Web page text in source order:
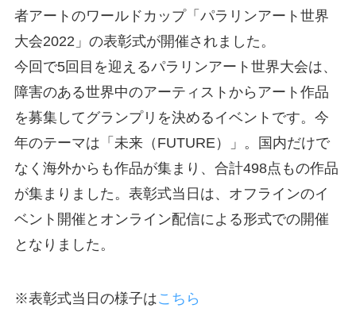
者アートのワールドカップ「パラリンアート世界
大会2022」の表彰式が開催されました。
今回で5回目を迎えるパラリンアート世界大会は、
障害のある世界中のアーティストからアート作品
を募集してグランプリを決めるイベントです。今
年のテーマは「未来（FUTURE）」。国内だけで
なく海外からも作品が集まり、合計498点もの作品
が集まりました。表彰式当日は、オフラインのイ
ベント開催とオンライン配信による形式での開催
となりました。
※表彰式当日の様子はこちら